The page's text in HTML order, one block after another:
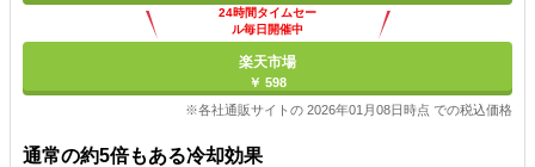
24時間タイムセー
ル毎日開催中
楽天市場
￥ 598
※各社通販サイトの 2026年01月08日時点 での税込価格
通常の約5倍もある冷却効果